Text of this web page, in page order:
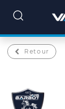
Retour